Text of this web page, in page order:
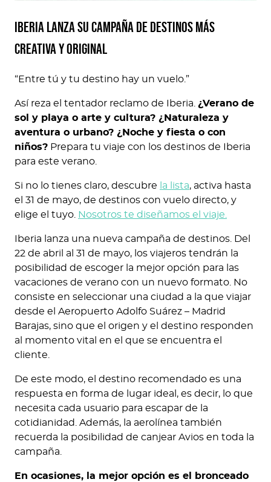
Iberia lanza su campaña de destinos más
creativa y original
“Entre tú y tu destino hay un vuelo.”
Así reza el tentador reclamo de Iberia. ¿Verano de
sol y playa o arte y cultura? ¿Naturaleza y
aventura o urbano? ¿Noche y fiesta o con
niños? Prepara tu viaje con los destinos de Iberia
para este verano.
Si no lo tienes claro, descubre la lista, activa hasta
el 31 de mayo, de destinos con vuelo directo, y
elige el tuyo.
Nosotros te diseñamos el viaje.
Iberia lanza una nueva campaña de destinos. Del
22 de abril al 31 de mayo, los viajeros tendrán la
posibilidad de escoger la mejor opción para las
vacaciones de verano con un nuevo formato. No
consiste en seleccionar una ciudad a la que viajar
desde el Aeropuerto Adolfo Suárez – Madrid
Barajas, sino que el origen y el destino responden
al momento vital en el que se encuentra el
cliente.
De este modo, el destino recomendado es una
respuesta en forma de lugar ideal, es decir, lo que
necesita cada usuario para escapar de la
cotidianidad. Además, la aerolínea también
recuerda la posibilidad de canjear Avios en toda la
campaña.
En ocasiones, la mejor opción es el bronceado